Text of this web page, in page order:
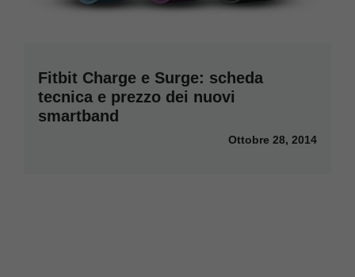
Fitbit Charge e Surge: scheda
tecnica e prezzo dei nuovi
smartband
Ottobre 28, 2014